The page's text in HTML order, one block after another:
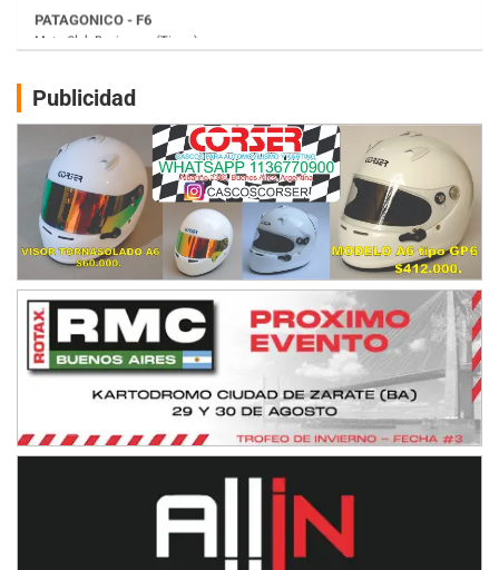
Juventud Unida (Tierra)
Humboldt (Santa Fe)
NORESTE SANTAFESINO - F6
Ciudad de Avellaneda (Asfalto)
Avellaneda (Santa Fe)
SUR SANTAFESINO - F4
José Samuel Sánchez (Tierra)
Rufino (Santa Fe)
TUCUMANO - F5
Juan Navarro (Asfalto)
El Timbó (Tucumán)
COBERTURA ESPECIAL DE E-KART.COM.AR
08/09-AGO
IAME SERIES ARGENTINA 6
Baradero (Buenos Aires)
Ciudad de Trenque Lauquen (Asfalto)
Trenque Lauquen (Buenos Aires)
Publicidad